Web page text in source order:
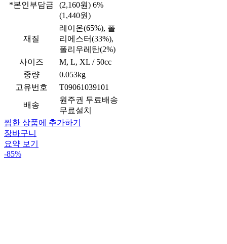
*본인부담금
(2,160원) 6%
(1,440원)
재질
레이온(65%), 폴
리에스터(33%),
폴리우레탄(2%)
사이즈
M, L, XL / 50cc
중량
0.053kg
고유번호
T09061039101
배송
원주권 무료배송
무료설치
찜한 상품에 추가하기
장바구니
요약 보기
-85%